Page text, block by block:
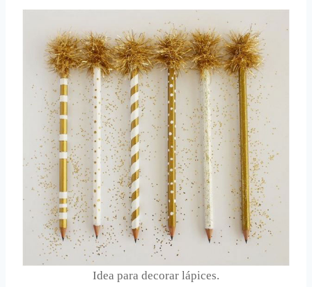
Idea para decorar lápices.